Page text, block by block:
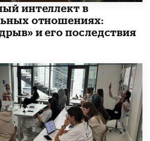
интеллект в
отношениях:
и его последствия